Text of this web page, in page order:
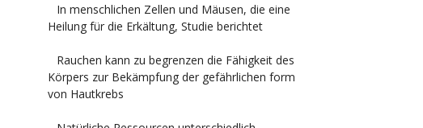
In menschlichen Zellen und Mäusen, die eine
Heilung für die Erkältung, Studie berichtet
Rauchen kann zu begrenzen die Fähigkeit des
Körpers zur Bekämpfung der gefährlichen form
von Hautkrebs